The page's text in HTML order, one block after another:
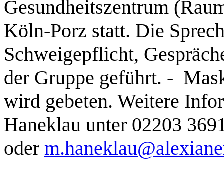
Gesundheitszentrum
Köln-Porz statt. Die
Schweigepflicht,
der Gruppe geführt. -
wird gebeten. Weitere
Haneklau unter 02203
oder